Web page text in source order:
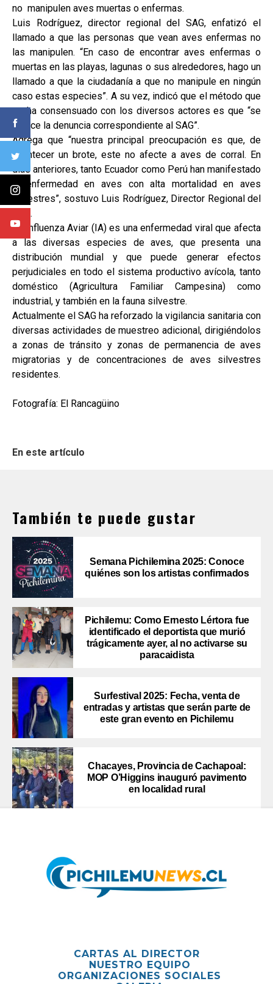
no manipulen aves muertas o enfermas.
Luis Rodríguez, director regional del SAG, enfatizó el
llamado a que las personas que vean aves enfermas no
las manipulen. “En caso de encontrar aves enfermas o
muertas en las playas, lagunas o sus alrededores, hago un
llamado a que la ciudadanía a que no manipule en ningún
caso estas especies”. A su vez, indicó que el método que
se ha consensuado con los diversos actores es que “se
realice la denuncia correspondiente al SAG”.
Agrega que “nuestra principal preocupación es que, de
acontecer un brote, este no afecte a aves de corral. En
días anteriores, tanto Ecuador como Perú han manifestado
la enfermedad en aves con alta mortalidad en aves
silvestres”, sostuvo Luis Rodríguez, Director Regional del
SAG.
La Influenza Aviar (IA) es una enfermedad viral que afecta
a las diversas especies de aves, que presenta una
distribución mundial y que puede generar efectos
perjudiciales en todo el sistema productivo avícola, tanto
doméstico (Agricultura Familiar Campesina) como
industrial, y también en la fauna silvestre.
Actualmente el SAG ha reforzado la vigilancia sanitaria con
diversas actividades de muestreo adicional, dirigiéndolos
a zonas de tránsito y zonas de permanencia de aves
migratorias y de concentraciones de aves silvestres
residentes.
Fotografía: El Rancagüino
En este artículo
También te puede gustar
Semana Pichilemina 2025: Conoce
quiénes son los artistas confirmados
Pichilemu: Como Ernesto Lértora fue
identificado el deportista que murió
trágicamente ayer, al no activarse su
paracaidista
Surfestival 2025: Fecha, venta de
entradas y artistas que serán parte de
este gran evento en Pichilemu
Chacayes, Provincia de Cachapoal:
MOP O’Higgins inauguró pavimento
en localidad rural
CARTAS AL DIRECTOR
NUESTRO EQUIPO
ORGANIZACIONES SOCIALES